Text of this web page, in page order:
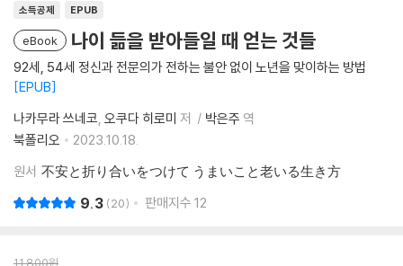
소득공제 EPUB
eBook 나이 듦을 받아들일 때 얻는 것들
92세, 54세 정신과 전문의가 전하는 불안 없이 노년을 맞이하는 방법
EPUB
나카무라 쓰네코 오쿠다 히로미 저 박은주 역
북폴리오
2023.10.18.
원서 不安と折り合いをつけて うまいこと老いる生き方
9.3 20 판매지수 12
11,800원